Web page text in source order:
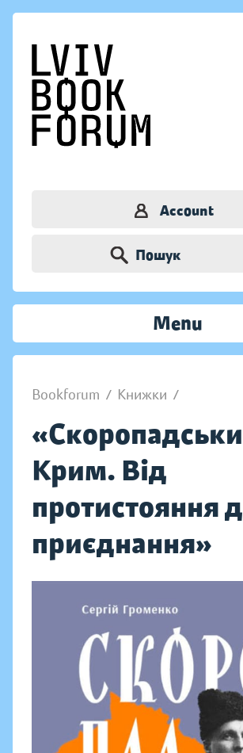
Account
Пошук
Menu
Bookforum / Книжки /
Крим. Від
протистояння
приєднання»